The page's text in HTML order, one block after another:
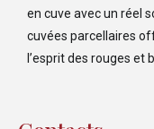
en cuve avec un réel
cuvées parcellaires
l’esprit des rouges et